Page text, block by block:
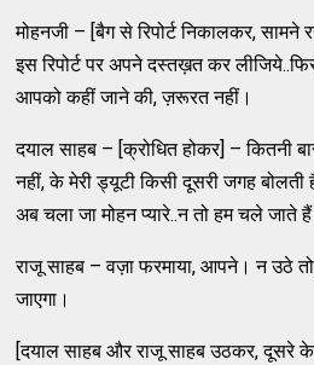
मोहनजी – [बैग से रिपोर्ट निकालकर,
इस रिपोर्ट पर अपने दस्तख़त कर
आपको कहीं जाने की, ज़रूरत नहीं।
दयाल साहब – [क्रोधित होकर] – कितनी
नहीं, के मेरी ड्यूटी किसी दूसरी जगह
अब चला जा मोहन प्यारे..न तो हम चले जाते
राजू साहब – वज़ा फरमाया, आपने। न उठे तो,
जाएगा।
[दयाल साहब और राजू साहब उठकर, दूसरे